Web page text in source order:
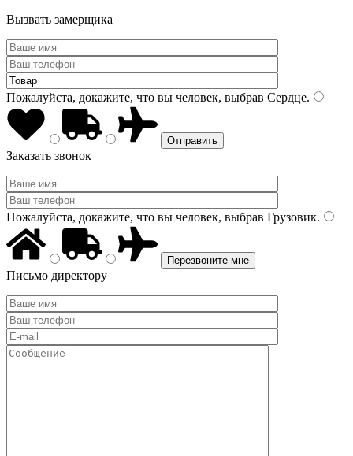
Вызвать замерщика
Пожалуйста, докажите, что вы человек, выбрав Сердце.
Заказать звонок
Пожалуйста, докажите, что вы человек, выбрав Грузовик.
Письмо директору